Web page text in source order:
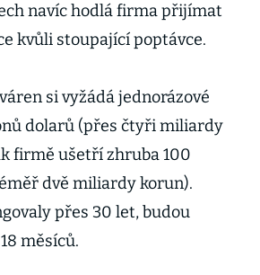
navíc hodlá firma přijímat
kvůli stoupající poptávce.
si vyžádá jednorázové
dolarů (přes čtyři miliardy
firmě ušetří zhruba 100
dvě miliardy korun).
přes 30 let, budou
měsíců.